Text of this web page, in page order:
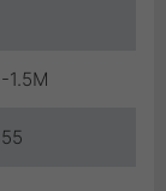
1.5M